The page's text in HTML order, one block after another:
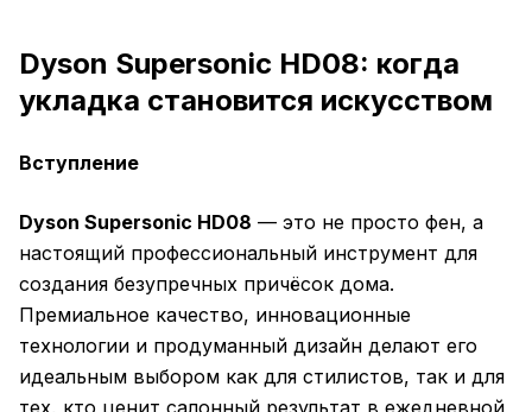
Dyson Supersonic HD08: когда
укладка становится искусством
Вступление
Dyson Supersonic HD08 — это не просто фен, а
настоящий профессиональный инструмент для
создания безупречных причёсок дома.
Премиальное качество, инновационные
технологии и продуманный дизайн делают его
идеальным выбором как для стилистов, так и для